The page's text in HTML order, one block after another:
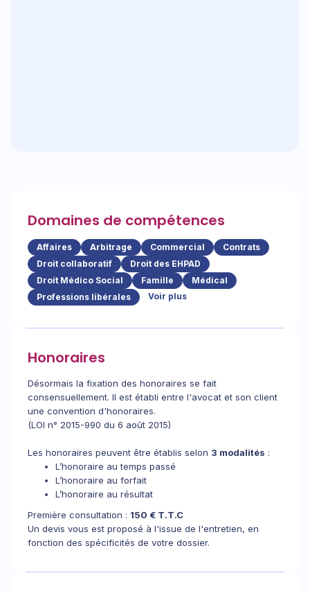
Domaines de compétences
Affaires Arbitrage Commercial
Contrats
Droit collaboratif
Droit des EHPAD
Droit Médico Social
Famille
Médical
Professions libérales
Voir plus
Honoraires
Désormais la fixation des honoraires se fait
consensuellement. Il est établi entre l'avocat et son client
une convention d'honoraires.
(LOI n° 2015-990 du 6 août 2015)
Les honoraires peuvent être établis selon 3 modalités :
L’honoraire au temps passé
L’honoraire au forfait
L’honoraire au résultat
Première consultation : 150 € T.T.C
Un devis vous est proposé à l'issue de l'entretien, en
fonction des spécificités de votre dossier.